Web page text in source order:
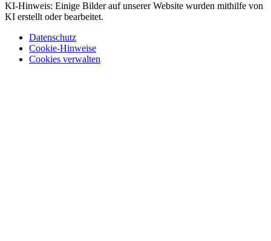
KI-Hinweis: Einige Bilder auf unserer Website wurden mithilfe von
KI erstellt oder bearbeitet.
Datenschutz
Cookie-Hinweise
Cookies verwalten